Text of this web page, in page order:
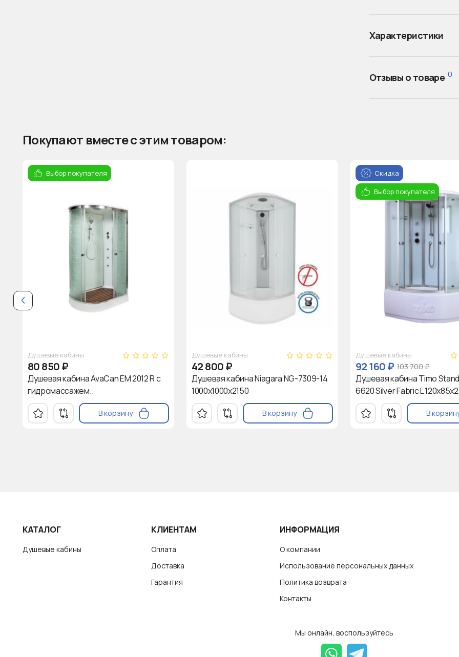
Характеристики
Отзывы о товаре 0
Покупают вместе с этим товаром:
Выбор покупателя
Душевые кабины
80 850₽
Душевая кабина AvaCan EM 2012 R с
гидромассажем..
В корзину
Душевые кабины
42 800₽
Душевая кабина Niagara NG-7309-14
1000х1000х2150
В корзину
Скидка
Выбор покупателя
Душевые кабины
92 160₽ 103 700₽
Душевая кабина Timo
6620 Silver Fabric L
В
КАТАЛОГ
Душевые кабины
КЛИЕНТАМ
Оплата
Доставка
Гарантия
ИНФОРМАЦИЯ
О компании
Использование персональных данных
Политика возврата
Контакты
Мы онлайн, воспользуйтесь